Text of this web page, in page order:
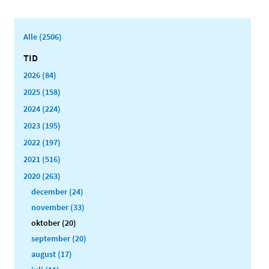
Alle (2506)
TID
2026 (84)
2025 (158)
2024 (224)
2023 (195)
2022 (197)
2021 (516)
2020 (263)
december (24)
november (33)
oktober (20)
september (20)
august (17)